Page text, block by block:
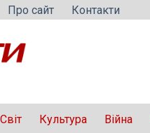
Про сайт Контакти
Світ Культура Війна